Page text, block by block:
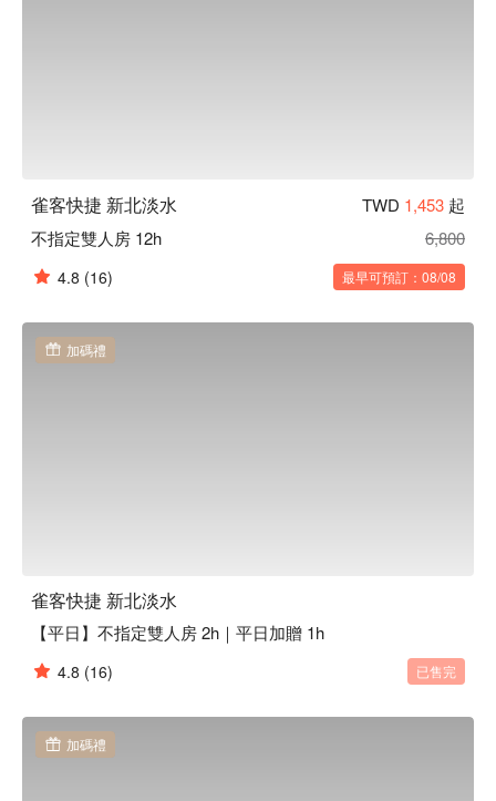
雀客快捷 新北淡水 TWD 1,453 起
不指定雙人房 12h
6,800
4.8 (16) 最早可預訂：08/08
加碼禮
雀客快捷 新北淡水
【平日】不指定雙人房 2h｜平日加贈 1h
4.8 (16) 已售完
加碼禮